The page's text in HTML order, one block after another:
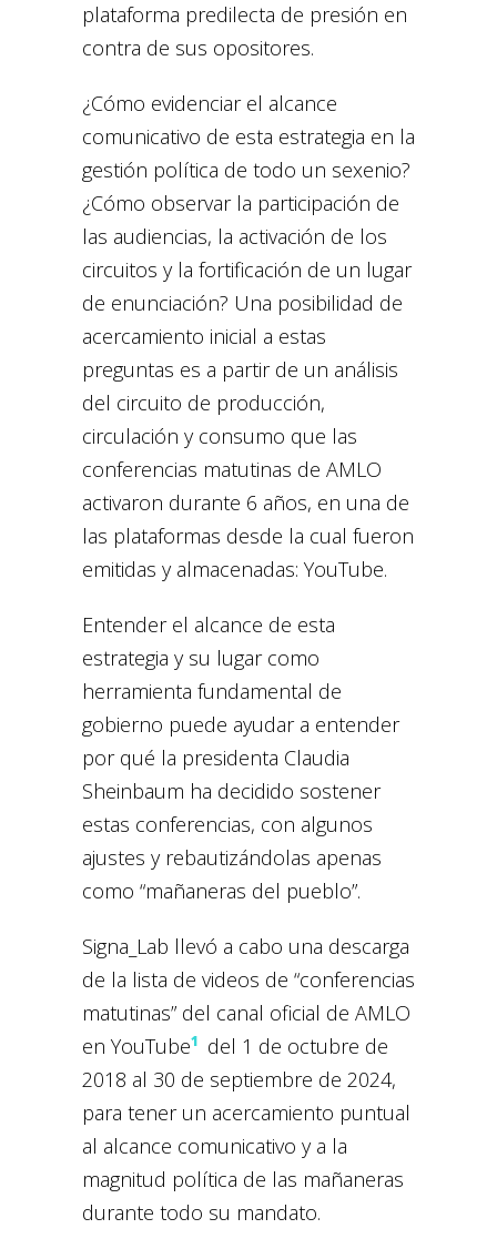
plataforma predilecta de presión en
contra de sus opositores.
¿Cómo evidenciar el alcance
comunicativo de esta estrategia en la
gestión política de todo un sexenio?
¿Cómo observar la participación de
las audiencias, la activación de los
circuitos y la fortificación de un lugar
de enunciación? Una posibilidad de
acercamiento inicial a estas
preguntas es a partir de un análisis
del circuito de producción,
circulación y consumo que las
conferencias matutinas de AMLO
activaron durante 6 años, en una de
las plataformas desde la cual fueron
emitidas y almacenadas: YouTube.
Entender el alcance de esta
estrategia y su lugar como
herramienta fundamental de
gobierno puede ayudar a entender
por qué la presidenta Claudia
Sheinbaum ha decidido sostener
estas conferencias, con algunos
ajustes y rebautizándolas apenas
como “mañaneras del pueblo”.
Signa_Lab llevó a cabo una descarga
de la lista de videos de “conferencias
matutinas” del canal oficial de AMLO
en YouTube1 del 1 de octubre de
2018 al 30 de septiembre de 2024,
para tener un acercamiento puntual
al alcance comunicativo y a la
magnitud política de las mañaneras
durante todo su mandato.